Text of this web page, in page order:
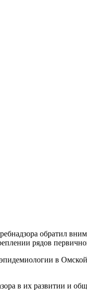
обратил
рядов
в
в их развитии и